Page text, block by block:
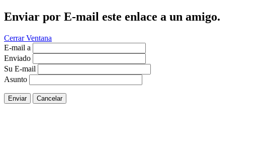
Enviar por E-mail este enlace a un amigo.
Cerrar Ventana
E-mail a
Enviado
Su E-mail
Asunto
Enviar Cancelar